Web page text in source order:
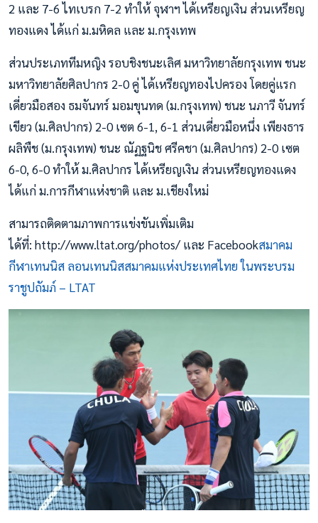
2 และ 7-6 ไทเบรก 7-2 ทำให้ จุฬาฯ ได้เหรียญเงิน ส่วนเหรียญ
ทองแดง ได้แก่ ม.มหิดล และ ม.กรุงเทพ
ส่วนประเภททีมหญิง รอบชิงชนะเลิศ มหาวิทยาลัยกรุงเทพ ชนะ
มหาวิทยาลัยศิลปากร 2-0 คู่ ได้เหรียญทองไปครอง โดยคู่แรก
เดี่ยวมือสอง ธมจันทร์ มอมขุนทด (ม.กรุงเทพ) ชนะ นภาวี จันทร์
เขียว (ม.ศิลปากร) 2-0 เซต 6-1, 6-1 ส่วนเดี่ยวมือหนึ่ง เพียงธาร
ผลิพืช (ม.กรุงเทพ) ชนะ ณัฏฐนิช ศรีคชา (ม.ศิลปากร) 2-0 เซต
6-0, 6-0 ทำให้ ม.ศิลปากร ได้เหรียญเงิน ส่วนเหรียญทองแดง
ได้แก่ ม.การกีฬาแห่งชาติ และ ม.เชียงใหม่
สามารถติดตามภาพการแข่งขันเพิ่มเติม
ได้ที่: http://www.ltat.org/photos/ และ Facebookสมาคม
กีฬาเทนนิส ลอนเทนนิสสมาคมแห่งประเทศไทย ในพระบรม
ราชูปถัมภ์ – LTAT